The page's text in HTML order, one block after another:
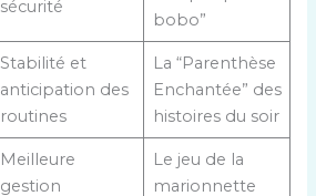
sécurité
bobo”
Stabilité et
anticipation des
routines
La “Parenthèse
Enchantée” des
histoires du soir
Meilleure
gestion
Le jeu de la
marionnette